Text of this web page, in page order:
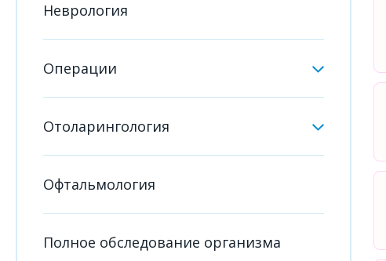
Неврология
Операции
Отоларингология
Офтальмология
Полное обследование организма